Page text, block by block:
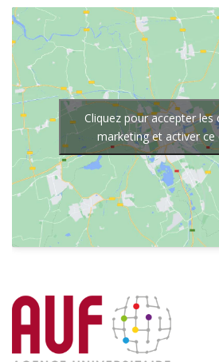
Cliquez pour accepter les
marketing et activer ce